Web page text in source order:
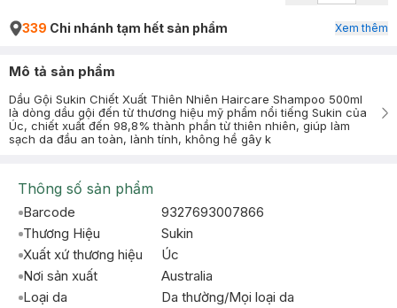
339 Chi nhánh tạm hết sản phẩm Xem thêm
Mô tả sản phẩm
Dầu Gội Sukin Chiết Xuất Thiên Nhiên Haircare Shampoo 500ml
là dòng dầu gội đến từ thương hiệu mỹ phẩm nổi tiếng Sukin của
Úc, chiết xuất đến 98,8% thành phần từ thiên nhiên, giúp làm
sạch da đầu an toàn, lành tính, không hề gây k
Thông số sản phẩm
Barcode
9327693007866
Thương Hiệu
Sukin
Xuất xứ thương hiệu
Úc
Nơi sản xuất
Australia
Loại da
Da thường/Mọi loại da